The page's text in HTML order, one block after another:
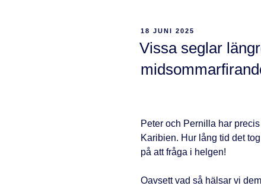
18 JUNI 2025
Vissa seglar
Peter och Pernilla har
Karibien. Hur lång tid det
på att fråga i helgen!
Oavsett vad så hälsar vi